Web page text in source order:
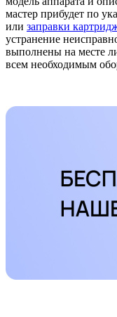
мастер прибудет по
или заправки
устранение
выполнены на месте
всем необходимым